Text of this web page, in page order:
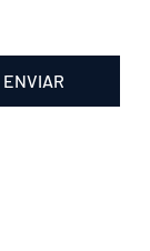
ENVIAR